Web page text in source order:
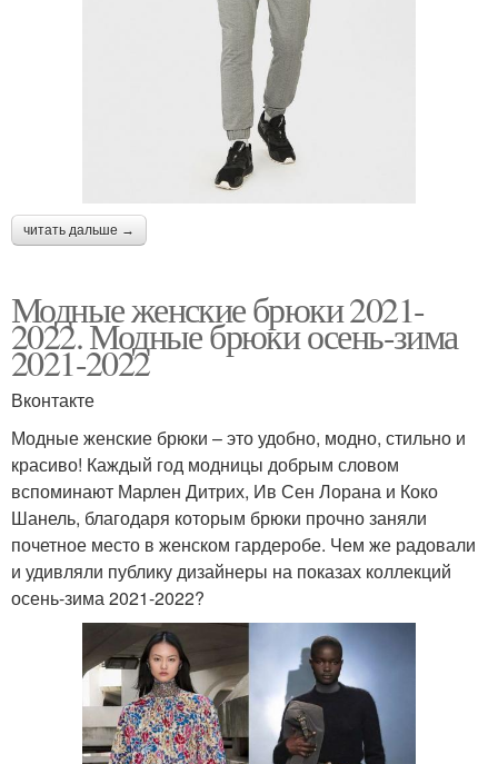
читать дальше →
Модные женские брюки 2021-
2022. Модные брюки осень-зима
2021-2022
Вконтакте
Модные женские брюки – это удобно, модно, стильно и
красиво! Каждый год модницы добрым словом
вспоминают Марлен Дитрих, Ив Сен Лорана и Коко
Шанель, благодаря которым брюки прочно заняли
почетное место в женском гардеробе. Чем же радовали
и удивляли публику дизайнеры на показах коллекций
осень-зима 2021-2022?